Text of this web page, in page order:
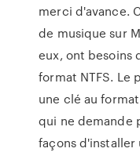
merci d'avance.
de musique sur
eux, ont besoins
format NTFS. Le
une clé au
qui ne demande
façons d'installer